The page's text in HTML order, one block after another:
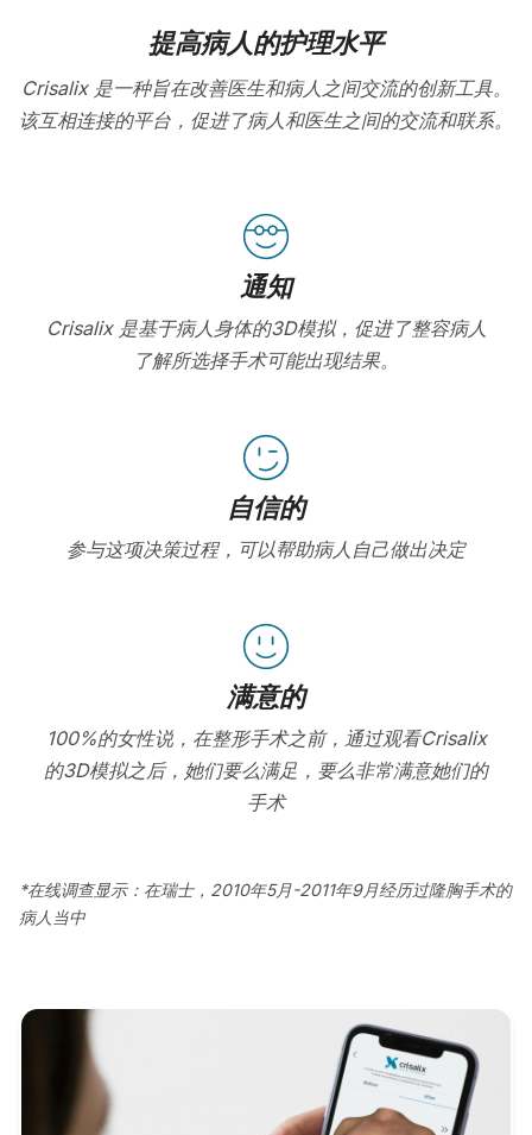
提高病人的护理水平
Crisalix 是一种旨在改善医生和病人之间交流的创新工具。
该互相连接的平台，促进了病人和医生之间的交流和联系。
通知
Crisalix 是基于病人身体的3D模拟，促进了整容病人
了解所选择手术可能出现结果。
自信的
参与这项决策过程，可以帮助病人自己做出决定
满意的
100%的女性说，在整形手术之前，通过观看Crisalix
的3D模拟之后，她们要么满足，要么非常满意她们的
手术
*在线调查显示：在瑞士，2010年5月-2011年9月经历过隆胸手术的
病人当中